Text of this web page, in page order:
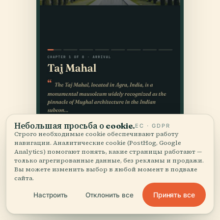
Небольшая просьба о cookie.ЕС · GDPR
Строго необходимые cookie обеспечивают работу
навигации. Аналитические cookie (PostHog, Google
Analytics) помогают понять, какие страницы работают —
только агрегированные данные, без рекламы и продажи.
Вы можете изменить выбор в любой момент в подвале
сайта.
Настроить Отклонить все Принять все